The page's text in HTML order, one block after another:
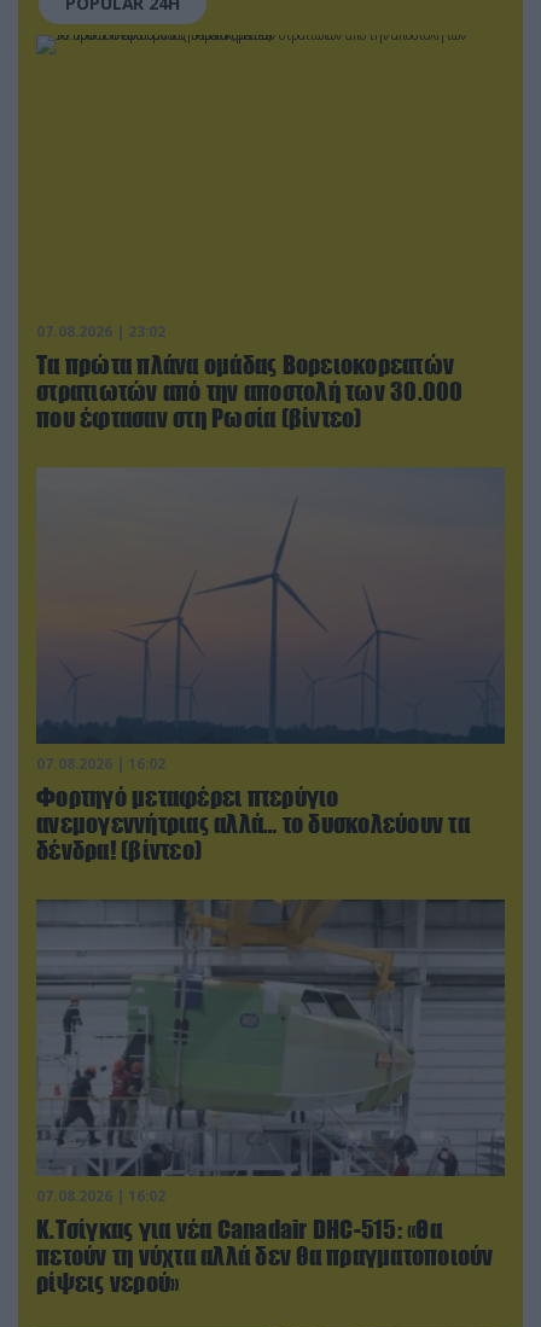
07.08.2026 | 23:02
Τα πρώτα πλάνα ομάδας Βορειοκορεατών
στρατιωτών από την αποστολή των 30.000
που έφτασαν στη Ρωσία (βίντεο)
07.08.2026 | 16:02
Φορτηγό μεταφέρει πτερύγιο
ανεμογεννήτριας αλλά… το δυσκολεύουν τα
δένδρα! (βίντεο)
07.08.2026 | 16:02
Κ.Τσίγκας για νέα Canadair DHC-515: «Θα
πετούν τη νύχτα αλλά δεν θα πραγματοποιούν
ρίψεις νερού»